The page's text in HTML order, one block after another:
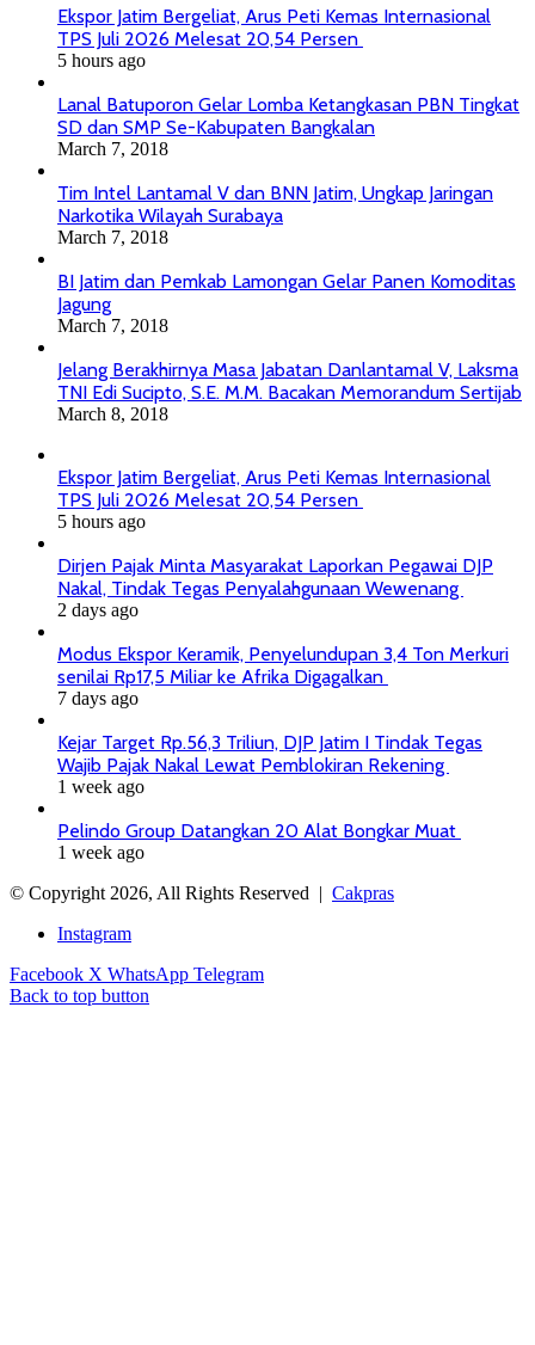
Ekspor Jatim Bergeliat, Arus Peti Kemas Internasional
TPS Juli 2026 Melesat 20,54 Persen
5 hours ago
Lanal Batuporon Gelar Lomba Ketangkasan PBN Tingkat
SD dan SMP Se-Kabupaten Bangkalan
March 7, 2018
Tim Intel Lantamal V dan BNN Jatim, Ungkap Jaringan
Narkotika Wilayah Surabaya
March 7, 2018
BI Jatim dan Pemkab Lamongan Gelar Panen Komoditas
Jagung
March 7, 2018
Jelang Berakhirnya Masa Jabatan Danlantamal V, Laksma
TNI Edi Sucipto, S.E. M.M. Bacakan Memorandum Sertijab
March 8, 2018
Ekspor Jatim Bergeliat, Arus Peti Kemas Internasional
TPS Juli 2026 Melesat 20,54 Persen
5 hours ago
Dirjen Pajak Minta Masyarakat Laporkan Pegawai DJP
Nakal, Tindak Tegas Penyalahgunaan Wewenang
2 days ago
Modus Ekspor Keramik, Penyelundupan 3,4 Ton Merkuri
senilai Rp17,5 Miliar ke Afrika Digagalkan
7 days ago
Kejar Target Rp.56,3 Triliun, DJP Jatim I Tindak Tegas
Wajib Pajak Nakal Lewat Pemblokiran Rekening
1 week ago
Pelindo Group Datangkan 20 Alat Bongkar Muat
1 week ago
© Copyright 2026, All Rights Reserved | Cakpras
Instagram
Facebook X WhatsApp Telegram
Back to top button